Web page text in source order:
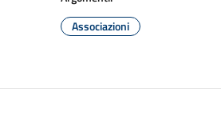
Associazioni